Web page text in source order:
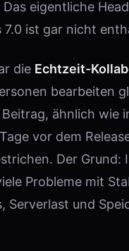
eigentliche
7.0 ist gar nicht
die Echtzeit-
bearbeiten
ähnlich wie
vor dem
Der Grund:
Probleme mit
Serverlast und